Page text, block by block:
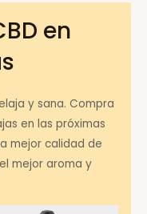
en
y sana. Compra
en las próximas
mejor calidad de
mejor aroma y